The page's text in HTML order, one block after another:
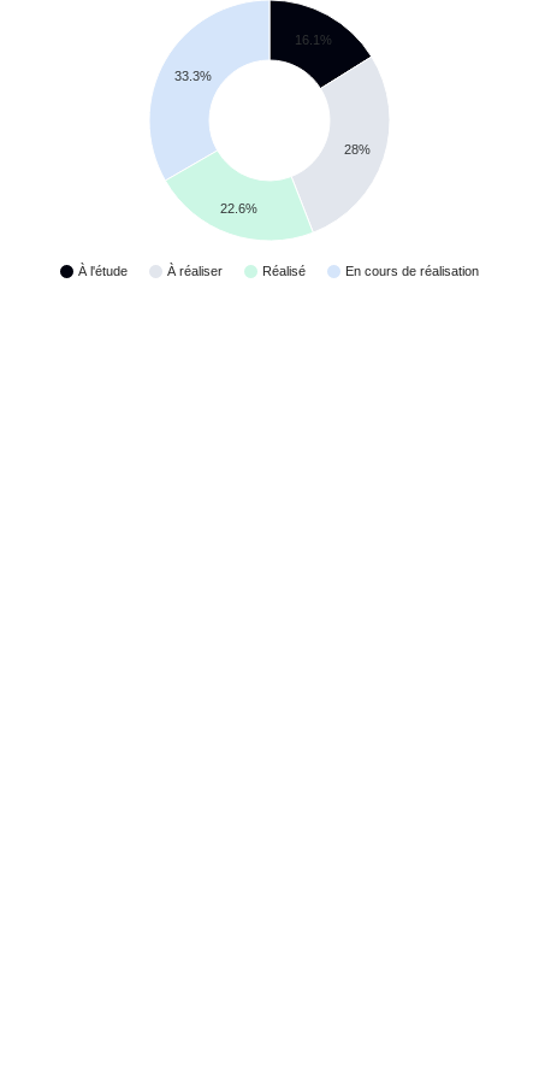
À l'étude À réaliser Réalisé En cours de réalisation
16.1%
28%
33.3%
22.6%